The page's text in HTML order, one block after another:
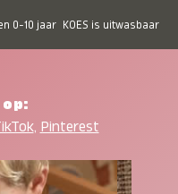
0-10 jaar KOES is uitwasbaar
op:
, Pinterest